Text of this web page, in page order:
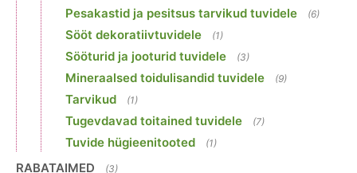
Pesakastid ja pesitsus tarvikud tuvidele (6)
Sööt dekoratiivtuvidele (1)
Sööturid ja jooturid tuvidele (3)
Mineraalsed toidulisandid tuvidele (9)
Tarvikud (1)
Tugevdavad toitained tuvidele (7)
Tuvide hügieenitooted (1)
RABATAIMED (3)